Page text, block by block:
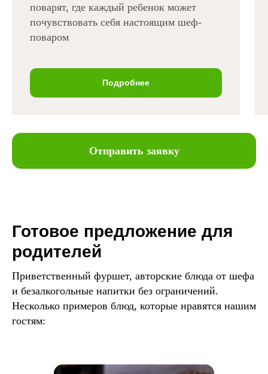
поварят, где каждый ребенок может
почувствовать себя настоящим шеф-
поваром
Подробнее
Отправить заявку
Готовое предложение для
родителей
Приветственный фуршет, авторские блюда от шефа
и безалкогольные напитки без ограничений.
Несколько примеров блюд, которые нравятся нашим
гостям: